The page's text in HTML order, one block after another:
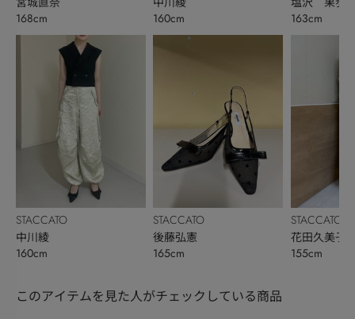
168cm
STACCATO
中川綾
160cm
160cm
STACCATO
後藤弘憲
165cm
163cm
STACCATO
花田久美子
155cm
このアイテムを見た人がチェックしている商品